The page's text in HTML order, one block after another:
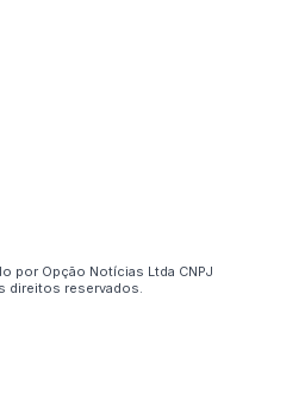
por Opção Notícias Ltda CNPJ
direitos reservados.